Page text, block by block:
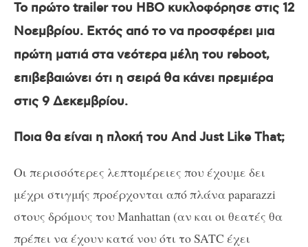
Το πρώτοtrailerτου HBO κυκλοφόρησε στις 12
Νοεμβρίου. Εκτός από το να προσφέρει μια
πρώτη ματιά στα νεότερα μέλη του reboot,
επιβεβαιώνει ότι η σειρά θα κάνει πρεμιέρα
στις 9 Δεκεμβρίου.
Ποια θα είναι η πλοκή του And Just Like That;
Οι περισσότερες λεπτομέρειες που έχουμε δει
μέχρι στιγμής προέρχονται από πλάναpaparazzi
στους δρόμους του Manhattan (αν και οι θεατές θα
πρέπει να έχουν κατά νου ότι τοSATC έχει